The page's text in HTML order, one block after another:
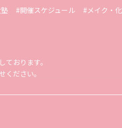
#開催スケジュール #メイク・
ております。
ください。